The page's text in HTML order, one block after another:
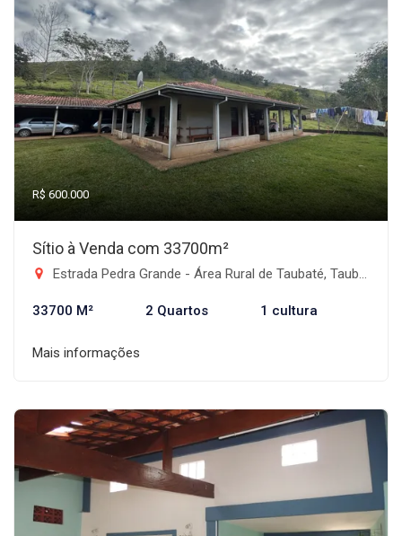
R$ 600.000
Sítio à Venda com 33700m²
Estrada Pedra Grande - Área Rural de Taubaté, Taubaté-SP
33700 M² 2 Quartos 1 cultura
Mais informações